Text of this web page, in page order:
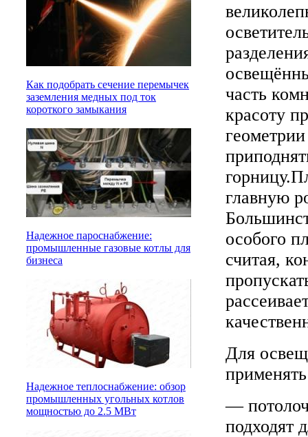
Как подобрать сечение перемычек
заземления медных под ток
короткого замыкания
Надежное пароснабжение:
промышленные газовые котлы для
бизнеса
Надежное теплоснабжение: обзор
промышленных угольных котлов
мощностью до 2.5 МВт
часть
красоту
горницу.
главную
особого
считая,
Для
—
подходят